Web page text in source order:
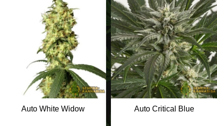
Auto White Widow Auto Critical Blue